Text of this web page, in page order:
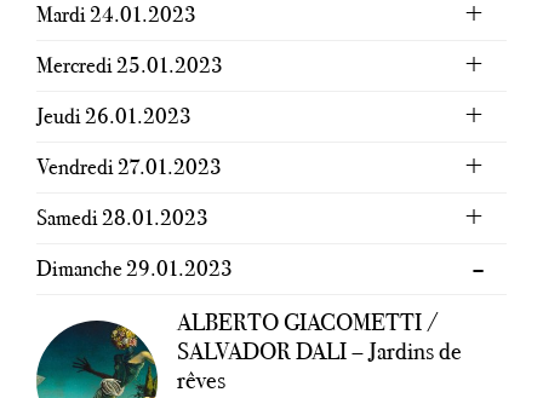
Mardi 24.01.2023
Mercredi 25.01.2023
Jeudi 26.01.2023
Vendredi 27.01.2023
Samedi 28.01.2023
Dimanche 29.01.2023
ALBERTO GIACOMETTI /
SALVADOR DALI – Jardins de
rêves